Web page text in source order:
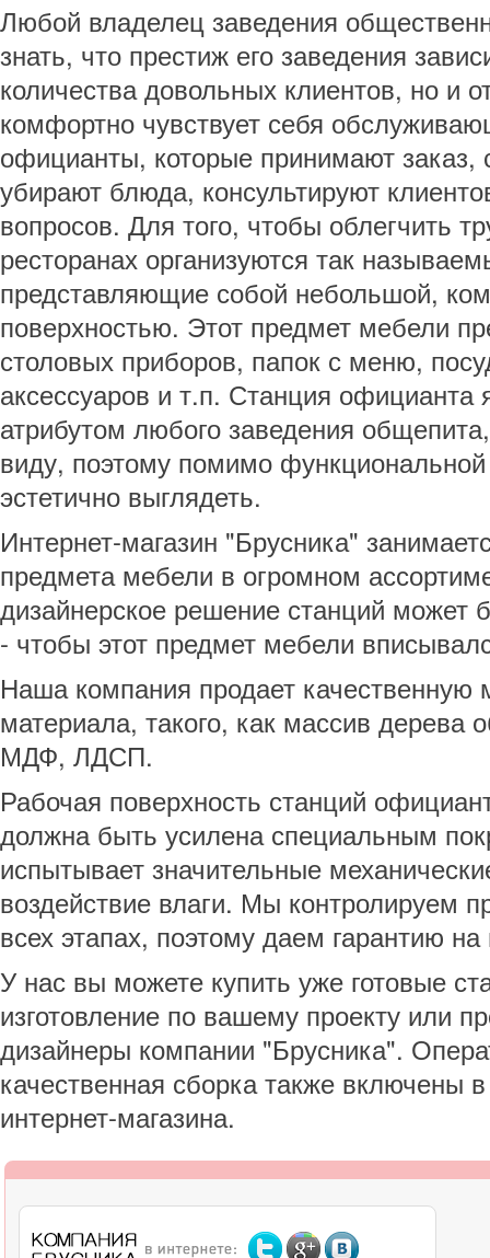
Любой владелец заведения
знать, что престиж его заведения
количества довольных клиентов, но и
комфортно чувствует себя
официанты, которые принимают заказ,
убирают блюда, консультируют
вопросов. Для того, чтобы облегчить
ресторанах организуются так
представляющие собой небольшой,
поверхностью. Этот предмет мебели
столовых приборов, папок с меню,
аксессуаров и т.п. Станция
атрибутом любого заведения
виду, поэтому помимо
эстетично выглядеть.
Интернет-магазин "Брусника"
предмета мебели в огромном
дизайнерское решение станций может
- чтобы этот предмет мебели
Наша компания продает качественную
материала, такого, как массив
МДФ, ЛДСП.
Рабочая поверхность станций
должна быть усилена специальным
испытывает значительные
воздействие влаги. Мы контролируем
всех этапах, поэтому даем гарантию
У нас вы можете купить уже готовые
изготовление по вашему проекту или
дизайнеры компании "Брусника".
качественная сборка также включены
интернет-магазина.